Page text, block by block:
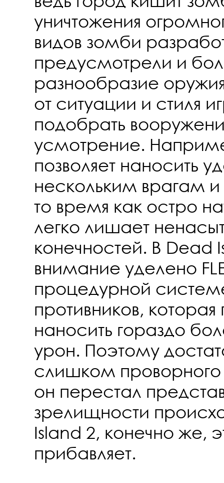
уничтожения
видов зомби
предусмотрели и
разнообразие
от ситуации и стиля
подобрать
усмотрение.
позволяет наносить
нескольким врагам и
то время как остро
легко лишает
конечностей. В Dead
внимание уделено
процедурной
противников, которая
наносить гораздо
урон. Поэтому
слишком проворного
он перестал
зрелищности
Island 2, конечно же,
прибавляет.